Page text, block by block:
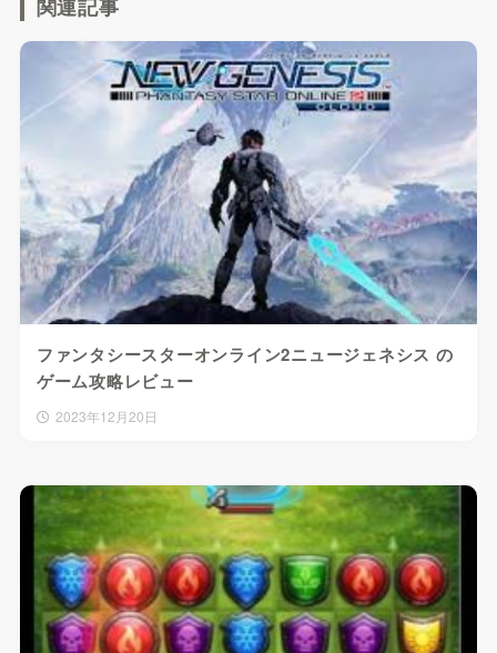
関連記事
ファンタシースターオンライン2ニュージェネシス の
ゲーム攻略レビュー
2023年12月20日